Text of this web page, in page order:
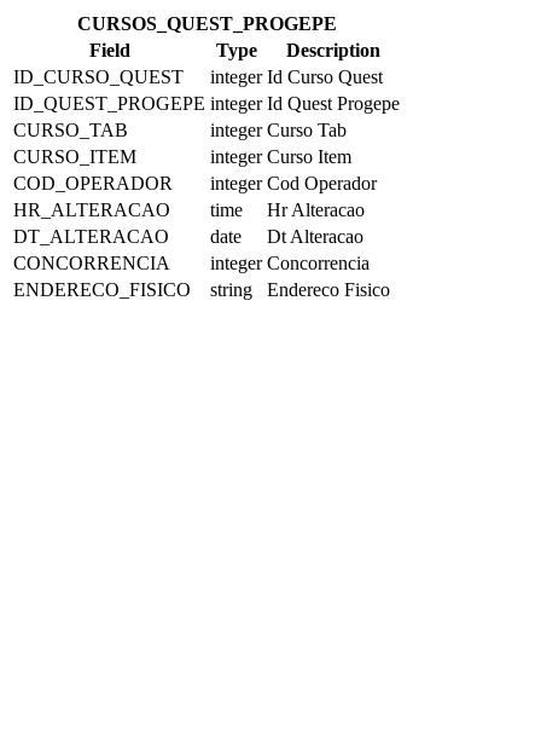
CURSOS_QUEST_PROGEPE
Field
Type
Description
ID_CURSO_QUEST
integer Id Curso Quest
ID_QUEST_PROGEPE integer Id Quest Progepe
CURSO_TAB
integer Curso Tab
CURSO_ITEM
integer Curso Item
COD_OPERADOR
integer Cod Operador
HR_ALTERACAO
time
Hr Alteracao
DT_ALTERACAO
date
Dt Alteracao
CONCORRENCIA
integer Concorrencia
ENDERECO_FISICO
string Endereco Fisico